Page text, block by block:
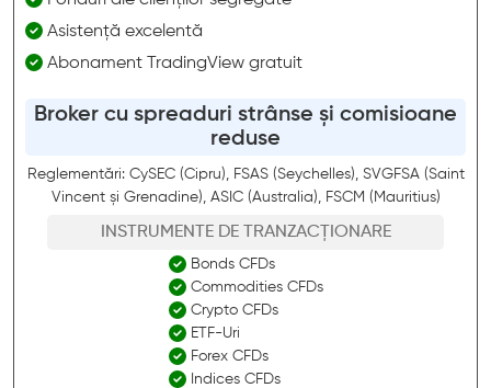
Asistență excelentă
Abonament TradingView gratuit
Broker cu spreaduri strânse și comisioane
reduse
Reglementări: CySEC (Cipru), FSAS (Seychelles), SVGFSA (Saint
Vincent și Grenadine), ASIC (Australia), FSCM (Mauritius)
INSTRUMENTE DE TRANZACȚIONARE
Bonds CFDs
Commodities CFDs
Crypto CFDs
ETF-Uri
Forex CFDs
Indices CFDs